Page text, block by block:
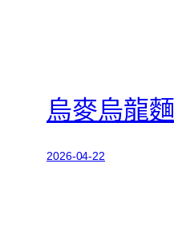
烏麥烏龍麵
2026-04-22